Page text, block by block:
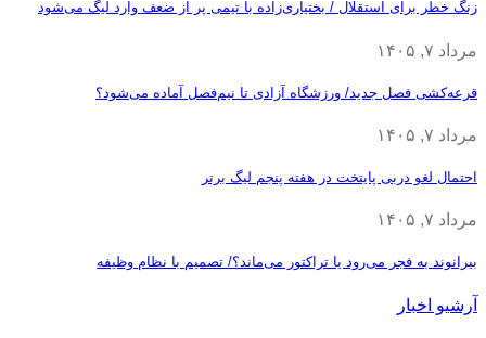
زنگ خطر برای استقلال / بختیاری‌زاده با تیمی پر از ضعف وارد لیگ می‌شود
مرداد ۷, ۱۴۰۵
قرعه‎‌کشی فصل جدید/ ورزشگاه آزادی تا نیم‌فصل آماده می‌شود؟
مرداد ۷, ۱۴۰۵
احتمال لغو دربی پایتخت در هفته پنجم لیگ برتر
مرداد ۷, ۱۴۰۵
بیرانوند به فجر می‌رود یا تراکتور می‌ماند؟/ تصمیم با نظام وظیفه
آرشیو اخبار